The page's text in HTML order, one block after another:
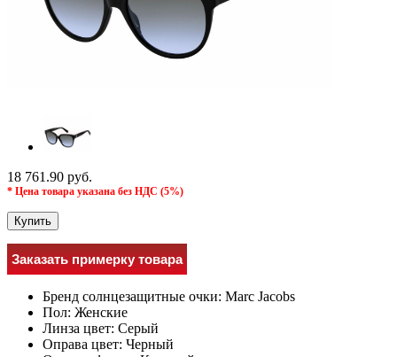
18 761.90 руб.
* Цена товара указана без НДС (5%)
Купить
Заказать примерку товара
Бренд солнцезащитные очки: Marc Jacobs
Пол: Женские
Линза цвет: Серый
Оправа цвет: Черный